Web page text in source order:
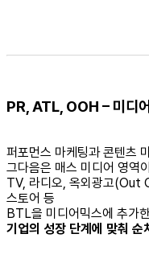
PR, ATL, OOH – 미디
퍼포먼스 마케팅과 콘텐츠
그다음은 매스 미디어 영역
TV, 라디오, 옥외광고(Out
스토어 등
BTL을 미디어믹스에 추가
기업의 성장 단계에 맞춰 순